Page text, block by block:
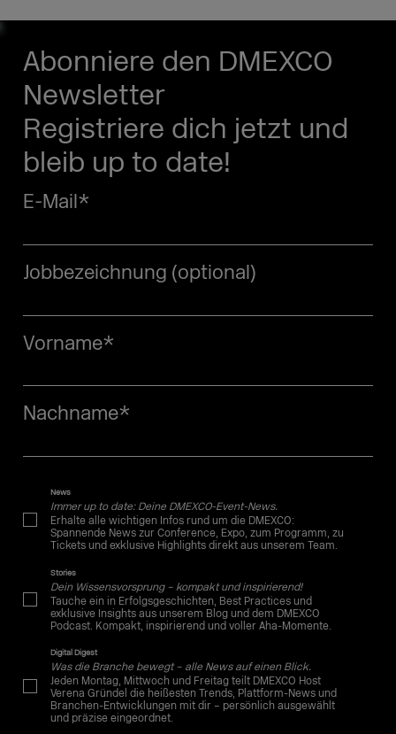
Abonniere den DMEXCO
Newsletter
Registriere dich jetzt und
bleib up to date!
E-Mail*
Jobbezeichnung (optional)
Vorname*
Nachname*
News
Immer up to date: Deine DMEXCO-Event-News.
Erhalte alle wichtigen Infos rund um die DMEXCO:
Spannende News zur Conference, Expo, zum Programm, zu
Tickets und exklusive Highlights direkt aus unserem Team.
Stories
Dein Wissensvorsprung – kompakt und inspirierend!
Tauche ein in Erfolgsgeschichten, Best Practices und
exklusive Insights aus unserem Blog und dem DMEXCO
Podcast. Kompakt, inspirierend und voller Aha-Momente.
Digital Digest
Was die Branche bewegt – alle News auf einen Blick.
Jeden Montag, Mittwoch und Freitag teilt DMEXCO Host
Verena Gründel die heißesten Trends, Plattform-News und
Branchen-Entwicklungen mit dir – persönlich ausgewählt
und präzise eingeordnet.